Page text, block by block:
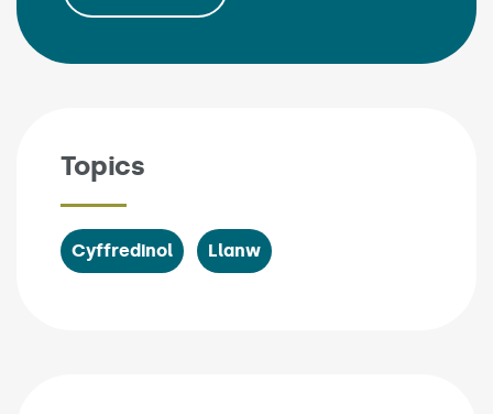
Topics
Cyffredinol Llanw